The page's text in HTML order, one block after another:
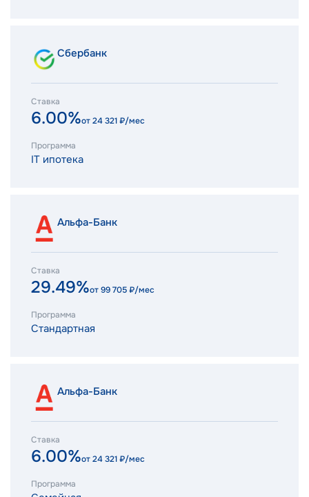
Сбербанк
Ставка
6.00%от24 321₽/мес
Программа
IT ипотека
Альфа-Банк
Ставка
29.49%от99 705₽/мес
Программа
Стандартная
Альфа-Банк
Ставка
6.00%от24 321₽/мес
Программа